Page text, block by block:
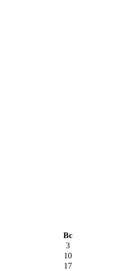
Вс
3
10
17